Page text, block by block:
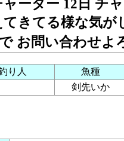
ーター 12日 チ
てきてる様な気
お問い合わせよ
り人
魚種
剣先いか